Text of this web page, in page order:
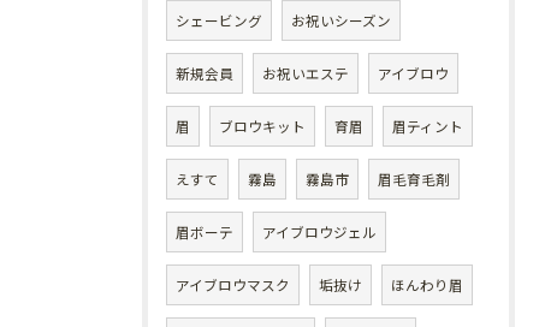
シェービング お祝いシーズン
新規会員 お祝いエステ アイブロウ
眉 ブロウキット 育眉 眉ティント
えすて 霧島 霧島市 眉毛育毛剤
眉ボーテ アイブロウジェル
アイブロウマスク 垢抜け ほんわり眉